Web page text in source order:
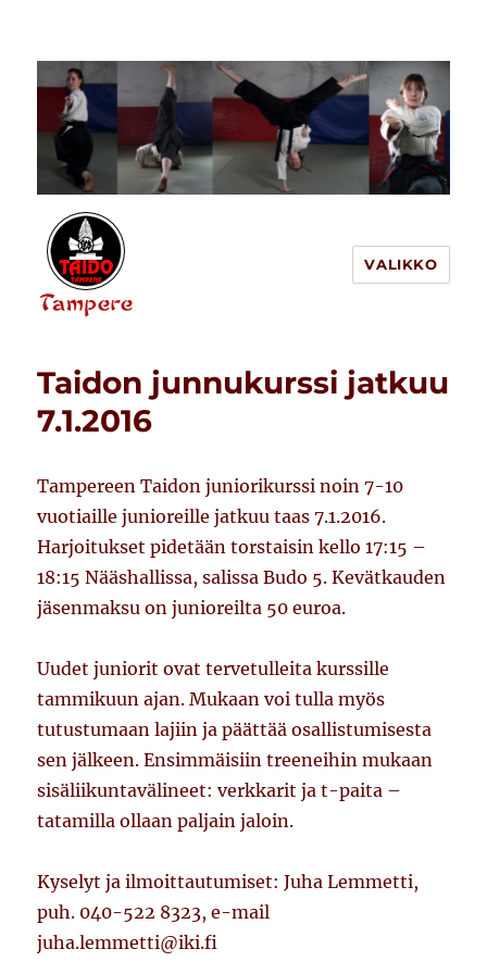
VALIKKO
Taidon junnukurssi jatkuu
7.1.2016
Tampereen Taidon juniorikurssi noin 7-10
vuotiaille junioreille jatkuu taas 7.1.2016.
Harjoitukset pidetään torstaisin kello 17:15 –
18:15 Nääshallissa, salissa Budo 5. Kevätkauden
jäsenmaksu on junioreilta 50 euroa.
Uudet juniorit ovat tervetulleita kurssille
tammikuun ajan. Mukaan voi tulla myös
tutustumaan lajiin ja päättää osallistumisesta
sen jälkeen. Ensimmäisiin treeneihin mukaan
sisäliikuntavälineet: verkkarit ja t-paita –
tatamilla ollaan paljain jaloin.
Kyselyt ja ilmoittautumiset: Juha Lemmetti,
puh. 040-522 8323, e-mail
juha.lemmetti@iki.fi